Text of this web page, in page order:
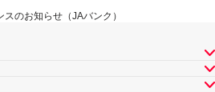
のお知らせ（JAバンク）